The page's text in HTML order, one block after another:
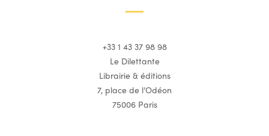
+33 1 43 37 98 98
Le Dilettante
Librairie & éditions
7, place de l’Odéon
75006 Paris